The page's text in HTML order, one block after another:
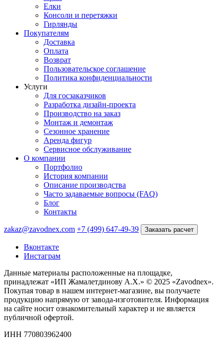
Елки
Консоли и перетяжки
Гирлянды
Покупателям
Доставка
Оплата
Возврат
Пользовательское соглашение
Политика конфиденциальности
Услуги
Для госзаказчиков
Разработка дизайн-проекта
Производство на заказ
Монтаж и демонтаж
Сезонное хранение
Аренда фигур
Сервисное обслуживание
О компании
Портфолио
История компании
Описание производства
Часто задаваемые вопросы (FAQ)
Блог
Контакты
zakaz@zavodnex.com +7 (499) 647-49-39 Заказать расчет
Вконтакте
Инстаграм
Данные материалы расположенные на площадке,
принадлежат «ИП Жамалетдинову А.Х.» © 2025 «Zavodnex».
Покупая товар в нашем интернет-магазине, вы получаете
продукцию напрямую от завода-изготовителя. Информация
на сайте носит ознакомительный характер и не является
публичной офертой.
ИНН 770803962400